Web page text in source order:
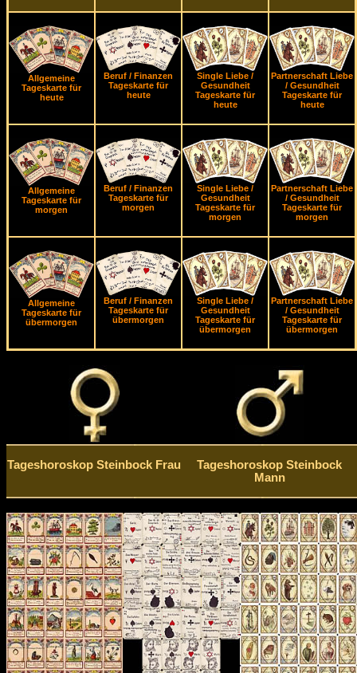
Allgemeine
Tageskarte für
heute
Beruf / Finanzen
Tageskarte für
heute
Single Liebe /
Gesundheit
Tageskarte für
heute
Partnerschaft Liebe
/ Gesundheit
Tageskarte für
heute
Allgemeine
Tageskarte für
morgen
Beruf / Finanzen
Tageskarte für
morgen
Single Liebe /
Gesundheit
Tageskarte für
morgen
Partnerschaft Liebe
/ Gesundheit
Tageskarte für
morgen
Allgemeine
Tageskarte für
übermorgen
Beruf / Finanzen
Tageskarte für
übermorgen
Single Liebe /
Gesundheit
Tageskarte für
übermorgen
Partnerschaft Liebe
/ Gesundheit
Tageskarte für
übermorgen
Tageshoroskop Steinbock Frau
Tageshoroskop Steinbock
Mann